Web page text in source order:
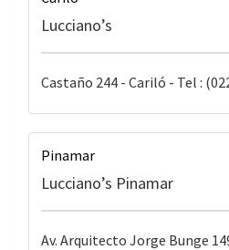
Lucciano’s
Castaño 244 - Cariló - Tel :
Pinamar
Lucciano’s Pinamar
Av. Arquitecto Jorge Bunge